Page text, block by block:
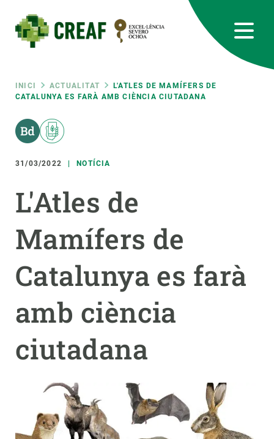
contingut
Fil
d'ariadna
INICI ACTUALITAT
L'ATLES DE MAMÍFERS DE
CATALUNYA ES FARÀ AMB CIÈNCIA CIUTADANA
31/03/2022 NOTÍCIA
L'Atles de
Mamífers de
Catalunya es farà
amb ciència
ciutadana
RRSS
Featured
responsive
INTRANET
Responsive
menu
CIÈNCIA EN ACCIÓ
UNEIX-TE A NOSALTRES